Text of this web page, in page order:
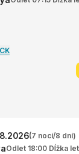
(7 nocí/8 dní)
Odlet 18:00 Dĺžka